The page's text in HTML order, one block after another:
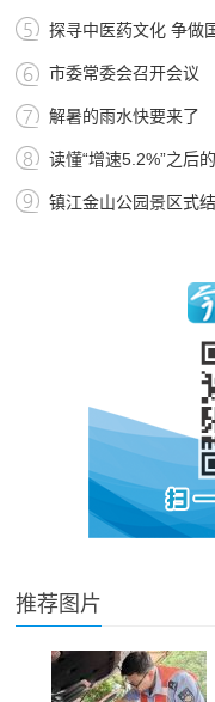
探寻中医药文化 争做
市委常委会召开会议
解暑的雨水快要来了
读懂“增速5.2%”之后
镇江金山公园景区式
推荐图片